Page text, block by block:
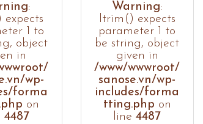
:
1 to
object
in
wp-
forma
on
4487
Warning:
ltrim() expects
parameter 1 to
be string, object
given in
/www/wwwroot/
sanose.vn/wp-
includes/forma
tting.php on
line4487